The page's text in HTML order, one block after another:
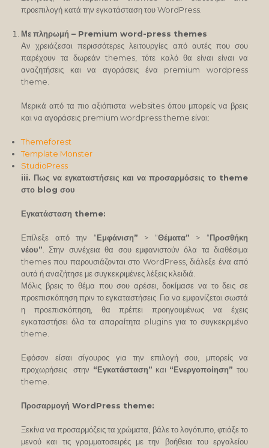
προεπιλογή κατά την εγκατάσταση του WordPress.
Μεπληρωμή – Premium word-press themes
Αν χρειάζεσαι περισσότερες λειτουργίες από αυτές που σου
παρέχουν τα δωρεάν themes, τότε καλό θα είναι είναι να
αναζητήσεις και να αγοράσεις ένα premium wordpress
theme.
Μερικά από τα πιο αξιόπιστα websites όπου μπορείς να βρεις
και να αγοράσεις premium wordpress theme είναι:
Themeforest
Template Monster
StudioPress
iii. Πως να εγκαταστήσεις και να προσαρμόσεις το theme
στο blog σου
Εγκατάσταση theme:
Επίλεξε από την “Εμφάνιση” > “Θέματα” > “Προσθήκη
νέου”. Στην συνέχεια θα σου εμφανιστούν όλα τα διαθέσιμα
themes που παρουσιάζονται στο WordPress, διάλεξε ένα από
αυτά ή αναζήτησε με συγκεκριμένες λέξεις κλειδιά.
Μόλις βρεις το θέμα που σου αρέσει, δοκίμασε να το δεις σε
προεπισκόπηση πριν το εγκαταστήσεις. Για να εμφανίζεται σωστά
η προεπισκόπηση, θα πρέπει προηγουμένως να έχεις
εγκαταστήσει όλα τα απαραίτητα plugins για το συγκεκριμένο
theme.
Εφόσον είσαι σίγουρος για την επιλογή σου, μπορείς να
προχωρήσεις στην “Εγκατάσταση” και “Ενεργοποίηση”του
theme.
Προσαρμογή WordPress theme:
Ξεκίνα να προσαρμόζεις τα χρώματα, βάλε το λογότυπο, φτιάξε το
μενού και τις γραμματοσειρές με την βοήθεια του εργαλείου